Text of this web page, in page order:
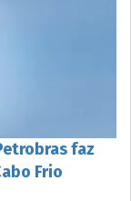
faz
Frio